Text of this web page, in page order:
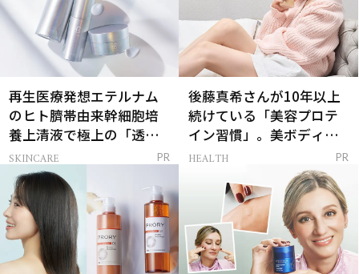
再生医療発想エテルナム
のヒト臍帯由来幹細胞培
養上清液で極上の「透明
感ハリ肌」へ
SKINCARE PR
後藤真希さんが10年以上
続けている「美容プロテ
イン習慣」。美ボディを
支える朝ルーティンと
HEALTH PR